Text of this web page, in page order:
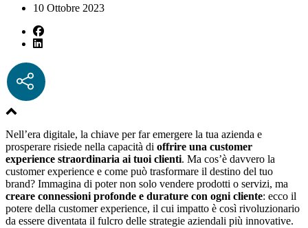
10 Ottobre 2023
Nell’era digitale, la chiave per far emergere la tua azienda e
prosperare risiede nella capacità di offrire una customer
experience straordinaria ai tuoi clienti. Ma cos’è davvero la
customer experience e come può trasformare il destino del tuo
brand? Immagina di poter non solo vendere prodotti o servizi, ma
creare connessioni profonde e durature con ogni cliente: ecco il
potere della customer experience, il cui impatto è così rivoluzionario
da essere diventata il fulcro delle strategie aziendali più innovative.